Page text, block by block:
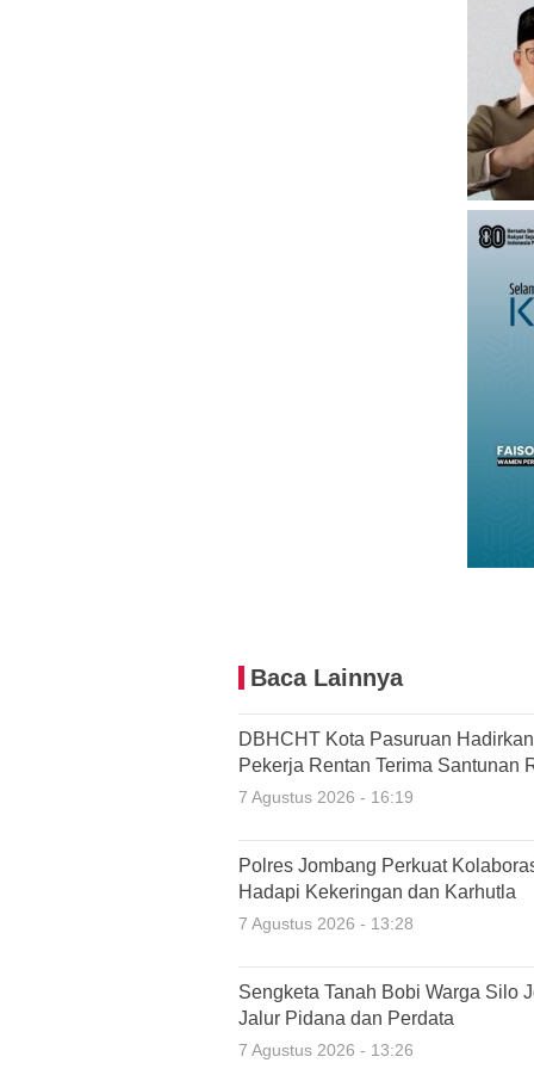
Baca Lainnya
DBHCHT Kota Pasuruan
Pekerja Rentan Terima Santunan
7 Agustus 2026 - 16:19
Polres Jombang Perkuat
Hadapi Kekeringan dan Karhutla
7 Agustus 2026 - 13:28
Sengketa Tanah Bobi Warga Silo
Jalur Pidana dan Perdata
7 Agustus 2026 - 13:26